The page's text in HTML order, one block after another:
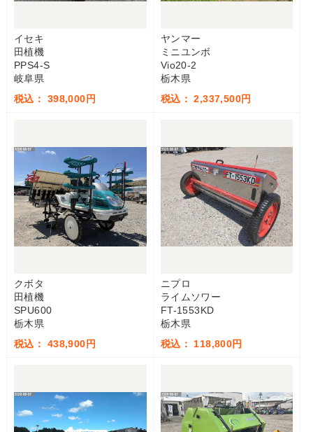
イセキ
田植機
PPS4-S
岐阜県
税込： 398,000円
ヤンマー
ミニユンボ
Vio20-2
栃木県
税込： 2,337,500円
クボタ
田植機
SPU600
栃木県
税込： 438,900円
ニプロ
ライムソワー
FT-1553KD
栃木県
税込： 118,800円